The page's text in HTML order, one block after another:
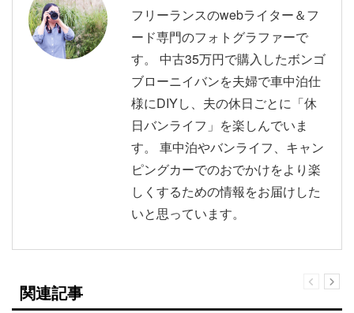
フリーランスのwebライター＆フ
ード専門のフォトグラファーで
す。 中古35万円で購入したボンゴ
ブローニイバンを夫婦で車中泊仕
様にDIYし、夫の休日ごとに「休
日バンライフ」を楽しんでいま
す。 車中泊やバンライフ、キャン
ピングカーでのおでかけをより楽
しくするための情報をお届けした
いと思っています。
関連記事